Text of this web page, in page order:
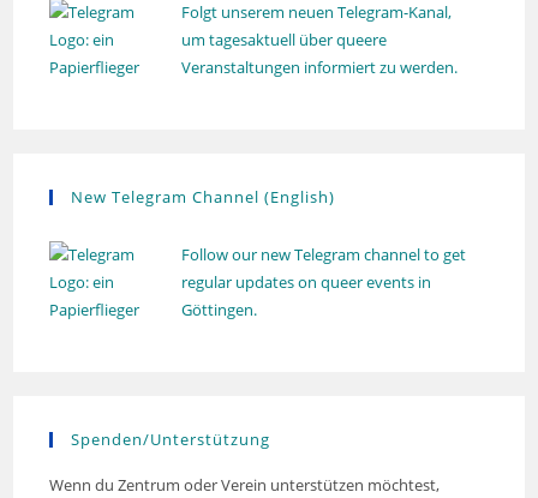
Folgt unserem neuen Telegram-Kanal,
um tagesaktuell über queere
Veranstaltungen informiert zu werden.
New Telegram Channel (English)
Follow our new Telegram channel to get
regular updates on queer events in
Göttingen.
Spenden/Unterstützung
Wenn du Zentrum oder Verein unterstützen möchtest,